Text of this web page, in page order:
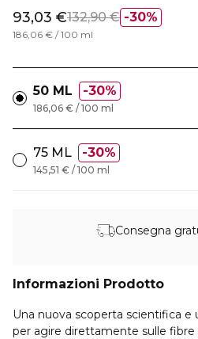
30%
93,03 €132,90 €
186,06 € / 100 ml
50 ML 30%
186,06 € / 100 ml
75 ML 30%
145,51 € / 100 ml
Consegna
Informazioni Prodotto
Una nuova scoperta scientifica
per agire direttamente sulle fibre